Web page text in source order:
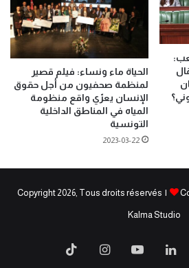
الحياة ماء ونساء: فيلم قصير
لمنظمة صحفيون من أجل حقوق
الإنسان يعرّي واقع منظومة
المياه في المناطق الداخلية
التونسية
2023-03-22
Kalma Studio